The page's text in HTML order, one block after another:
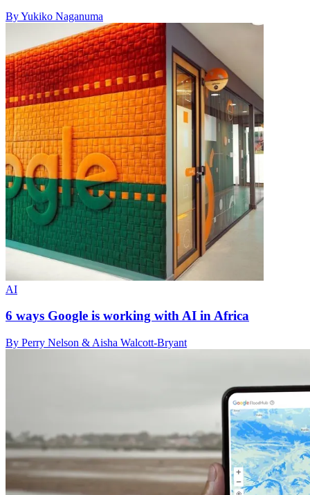
By Yukiko Naganuma
AI
6 ways Google is working with AI in Africa
By Perry Nelson & Aisha Walcott-Bryant